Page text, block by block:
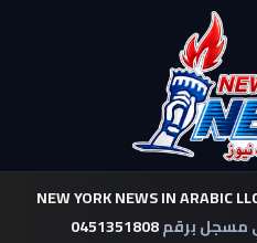
NEW YORK NEWS IN ARABIC
مسجل برقم0451351808